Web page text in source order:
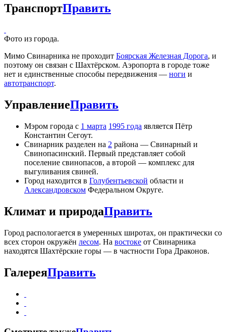
ТранспортПравить
Фото из города.
Мимо Свинарника не проходит Боярская Железная Дорога, и
поэтому он связан с Шахтёрском. Аэропорта в городе тоже
нет и единственные способы передвижения — ноги и
автотранспорт.
УправлениеПравить
Мэром города с 1 марта 1995 года является Пётр
Константин Сегоут.
Свинарник разделен на 2 района — Свинарный и
Свинопасинский. Первый представляет собой
поселение свинопасов, а второй — комплекс для
выгуливания свиней.
Город находится в Голубентьевской области и
Александровском Федеральном Округе.
Климат и природаПравить
Город распологается в умеренных широтах, он практически со
всех сторон окружён лесом. На востоке от Свинарника
находятся Шахтёрские горы — в частности Гора Драконов.
ГалереяПравить